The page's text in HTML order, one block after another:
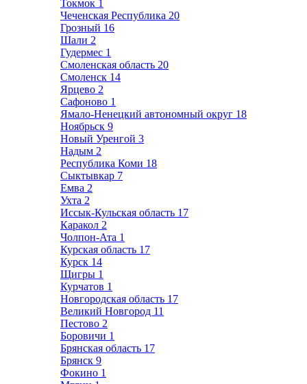
Токмок 1
Чеченская Республика 20
Грозный 16
Шали 2
Гудермес 1
Смоленская область 20
Смоленск 14
Ярцево 2
Сафоново 1
Ямало-Ненецкий автономный округ 18
Ноябрьск 9
Новый Уренгой 3
Надым 2
Республика Коми 18
Сыктывкар 7
Емва 2
Ухта 2
Иссык-Кульская область 17
Каракол 2
Чолпон-Ата 1
Курская область 17
Курск 14
Щигры 1
Курчатов 1
Новгородская область 17
Великий Новгород 11
Пестово 2
Боровичи 1
Брянская область 17
Брянск 9
Фокино 1